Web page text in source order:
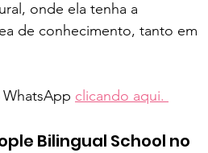
onde ela tenha a
de conhecimento, tanto em
clicando aqui.
Bilingual School no